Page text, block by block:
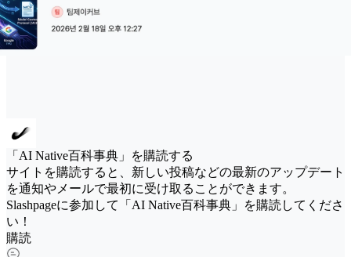
「AI Native百科事典」を購読する
サイトを購読すると、新しい投稿などの最新のアップデート
を通知やメールで最初に受け取ることができます。
Slashpageに参加して「AI Native百科事典」を購読してくださ
い！
購読